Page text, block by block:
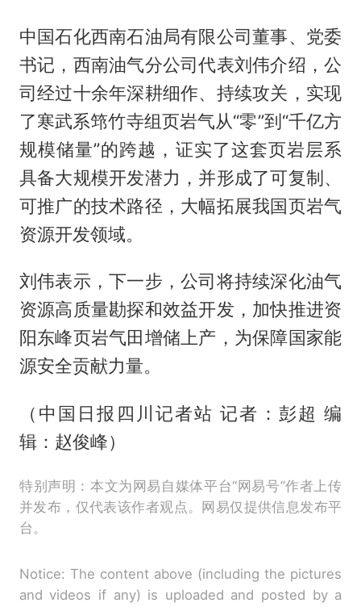
中国石化西南石油局有限公司董事、党委
书记，西南油气分公司代表刘伟介绍，公
司经过十余年深耕细作、持续攻关，实现
了寒武系筇竹寺组页岩气从“零”到“千亿方
规模储量”的跨越，证实了这套页岩层系
具备大规模开发潜力，并形成了可复制、
可推广的技术路径，大幅拓展我国页岩气
资源开发领域。
刘伟表示，下一步，公司将持续深化油气
资源高质量勘探和效益开发，加快推进资
阳东峰页岩气田增储上产，为保障国家能
源安全贡献力量。
（中国日报四川记者站 记者：彭超 编
辑：赵俊峰）
特别声明：本文为网易自媒体平台“网易号”作者上传
并发布，仅代表该作者观点。网易仅提供信息发布平
台。
Notice: The content above (including the pictures
and videos if any) is uploaded and posted by a